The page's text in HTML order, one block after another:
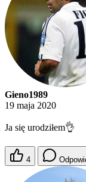
Gieno1989
19 maja 2020
Ja się urodziłem👌
4